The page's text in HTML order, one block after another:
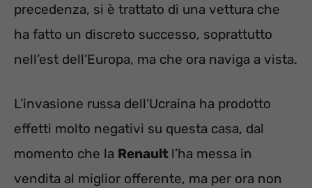
precedenza, si è trattato di una vettura che
ha fatto un discreto successo, soprattutto
nell’est dell’Europa, ma che ora naviga a vista.
L’invasione russa dell’Ucraina ha prodotto
effetti molto negativi su questa casa, dal
momento che la Renault l’ha messa in
vendita al miglior offerente, ma per ora non